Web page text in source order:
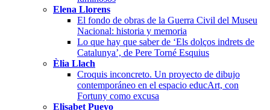
Elena Llorens
El fondo de obras de la Guerra Civil del Museu
Nacional: historia y memoria
Lo que hay que saber de ‘Els dolços indrets de
Catalunya’, de Pere Torné Esquius
Èlia Llach
Croquis inconcreto. Un proyecto de dibujo
contemporáneo en el espacio educArt, con
Fortuny como excusa
Elisabet Pueyo